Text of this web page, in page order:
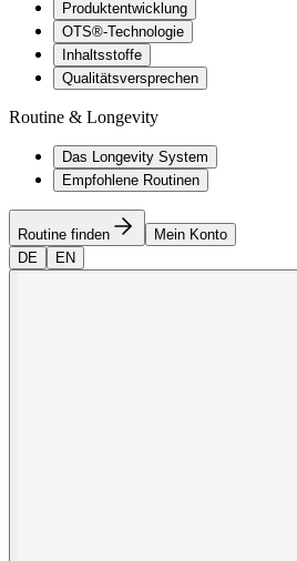
Produktentwicklung
OTS®-Technologie
Inhaltsstoffe
Qualitätsversprechen
Routine & Longevity
Das Longevity System
Empfohlene Routinen
Routine finden
Mein Konto
DE
EN